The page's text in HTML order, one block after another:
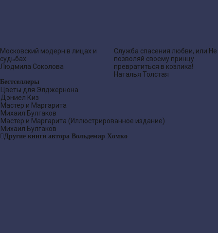
Московский модерн в лицах и
судьбах
Людмила Соколова
Служба спасения любви, или Не
позволяй своему принцу
превратиться в козлика!
Наталья Толстая
Бестселлеры
Цветы для Элджернона
Дэниел Киз
Мастер и Маргарита
Михаил Булгаков
Мастер и Маргарита (Иллюстрированное издание)
Михаил Булгаков
Другие книги автора Вольдемар Хомко